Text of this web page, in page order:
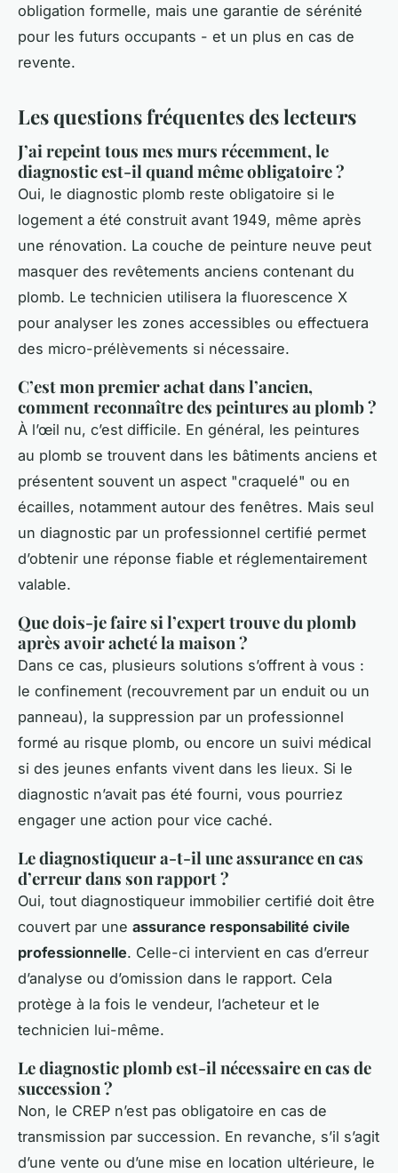
obligation formelle, mais une garantie de sérénité
pour les futurs occupants - et un plus en cas de
revente.
Les questions fréquentes des lecteurs
J’ai repeint tous mes murs récemment, le
diagnostic est-il quand même obligatoire ?
Oui, le diagnostic plomb reste obligatoire si le
logement a été construit avant 1949, même après
une rénovation. La couche de peinture neuve peut
masquer des revêtements anciens contenant du
plomb. Le technicien utilisera la fluorescence X
pour analyser les zones accessibles ou effectuera
des micro-prélèvements si nécessaire.
C’est mon premier achat dans l’ancien,
comment reconnaître des peintures au plomb ?
À l’œil nu, c’est difficile. En général, les peintures
au plomb se trouvent dans les bâtiments anciens et
présentent souvent un aspect "craquelé" ou en
écailles, notamment autour des fenêtres. Mais seul
un diagnostic par un professionnel certifié permet
d’obtenir une réponse fiable et réglementairement
valable.
Que dois-je faire si l’expert trouve du plomb
après avoir acheté la maison ?
Dans ce cas, plusieurs solutions s’offrent à vous :
le confinement (recouvrement par un enduit ou un
panneau), la suppression par un professionnel
formé au risque plomb, ou encore un suivi médical
si des jeunes enfants vivent dans les lieux. Si le
diagnostic n’avait pas été fourni, vous pourriez
engager une action pour vice caché.
Le diagnostiqueur a-t-il une assurance en cas
d’erreur dans son rapport ?
Oui, tout diagnostiqueur immobilier certifié doit être
couvert par une assurance responsabilité civile
professionnelle. Celle-ci intervient en cas d’erreur
d’analyse ou d’omission dans le rapport. Cela
protège à la fois le vendeur, l’acheteur et le
technicien lui-même.
Le diagnostic plomb est-il nécessaire en cas de
succession ?
Non, le CREP n’est pas obligatoire en cas de
transmission par succession. En revanche, s’il s’agit
d’une vente ou d’une mise en location ultérieure, le